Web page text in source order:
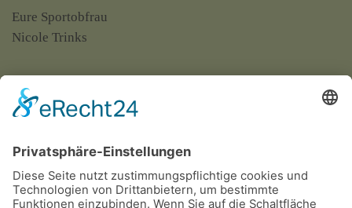
Eure Sportobfrau
Nicole Trinks
Dateien
Einladg. WWR 2026 Meldeschein WWR 2026